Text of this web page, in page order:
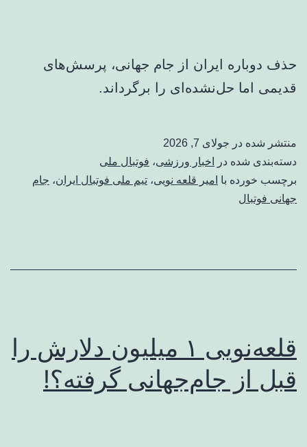
حذف دوباره ایران از جام جهانی، پرسش‌های
قدیمی اما حل‌نشده‌ای را برگرداند.
منتشر شده در جولای 7, 2026
دسته‌بندی شده در
اخبار ورزشی، فوتبال ملی
برچسب خورده با امیر قلعه نویی، تیم ملی فوتبال ایران، جام
جهانی فوتبال
قلعه‌نویی ۱ میلیون دلارش را
قبل از جام‌جهانی گرفته؟!